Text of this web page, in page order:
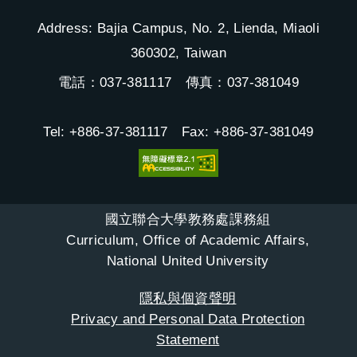
Address: Bajia Campus, No. 2, Lienda, Miaoli
360302, Taiwan
電話：037-381117 傳真：037-381049
Tel: +886-37-381117 Fax: +886-37-381049
國立聯合大學教務處課務組
Curriculum, Office of Academic Affairs,
National United University
隱私與個資聲明
Privacy and Personal Data Protection
Statement